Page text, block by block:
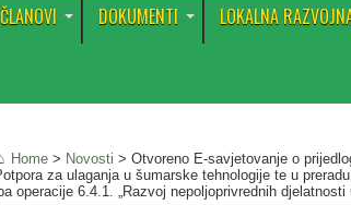
ČLANOVI DOKUMENTI LOKALNA
Home > Novosti > Otvoreno E-savjetovanje o
za ulaganja u šumarske tehnologije te u
operacije 6.4.1. „Razvoj nepoljoprivrednih djelatnosti